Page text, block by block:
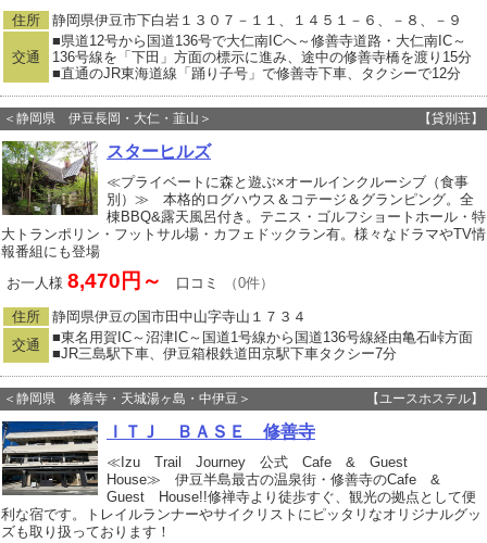
住所 静岡県伊豆市下白岩１３０７－１１、１４５１－６、－８、－９
交通
■県道12号から国道136号で大仁南ICへ～修善寺道路・大仁南IC～
136号線を「下田」方面の標示に進み、途中の修善寺橋を渡り15分
■直通のJR東海道線「踊り子号」で修善寺下車、タクシーで12分
＜静岡県 伊豆長岡・大仁・韮山＞ 【貸別荘】
スターヒルズ
≪プライベートに森と遊ぶ×オールインクルーシブ（食事
別）≫ 本格的ログハウス＆コテージ＆グランピング。全
棟BBQ&露天風呂付き。テニス・ゴルフショートホール・特
大トランポリン・フットサル場・カフェドックラン有。様々なドラマやTV情
報番組にも登場
お一人様 8,470円～ 口コミ （0件）
住所
静岡県伊豆の国市田中山字寺山１７３４
交通
■東名用賀IC～沼津IC～国道1号線から国道136号線経由亀石峠方面
■JR三島駅下車、伊豆箱根鉄道田京駅下車タクシー7分
＜静岡県 修善寺・天城湯ヶ島・中伊豆＞ 【ユースホステル】
ＩＴＪ ＢＡＳＥ 修善寺
≪Izu Trail Journey 公式 Cafe & Guest
House≫ 伊豆半島最古の温泉街・修善寺のCafe &
Guest House!!修禅寺より徒歩すぐ、観光の拠点として便
利な宿です。トレイルランナーやサイクリストにピッタリなオリジナルグッ
ズも取り扱っております！